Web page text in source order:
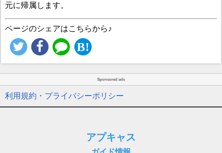
元に帰属します。
ページのシェアはこちらから♪
Sponsored ads
利用規約・プライバシーポリシー
アプキャス